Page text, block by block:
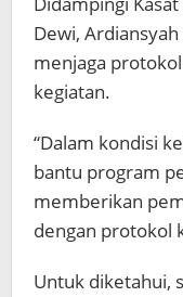
Dewi,
menjaga
kegiatan.
“Dalam kondisi
bantu program
memberikan
dengan protokol
Untuk diketahui,